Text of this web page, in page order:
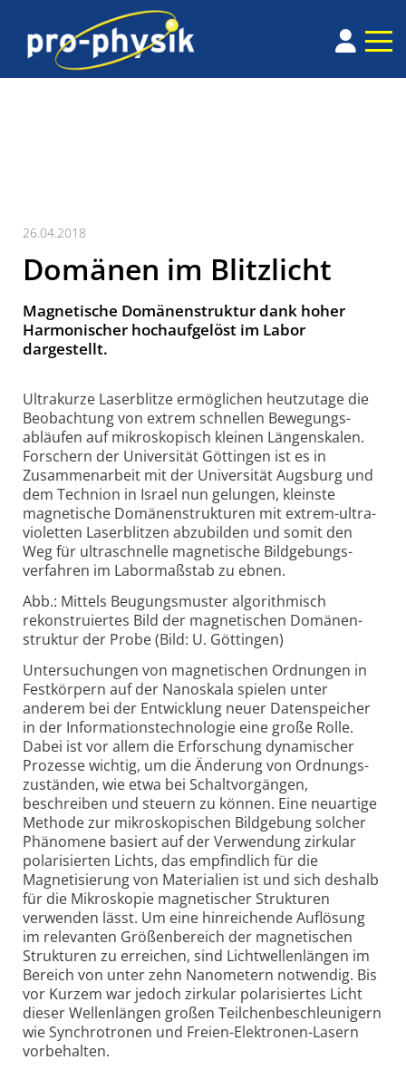
26.04.2018
Domänen im Blitzlicht
Magnetische Domänenstruktur dank hoher
Harmonischer hochaufgelöst im Labor
dargestellt.
Ultrakurze Laserblitze ermöglichen heutzutage die
Beobachtung von extrem schnellen Bewegungs­
abläufen auf mikro­skopisch kleinen Längen­skalen.
Forschern der Universität Göttingen ist es in
Zusammen­arbeit mit der Universität Augs­burg und
dem Technion in Israel nun gelungen, kleinste
magnetische Domänen­strukturen mit extrem-ultra­
violetten Laser­blitzen abzubilden und somit den
Weg für ultra­schnelle magnetische Bild­gebungs­
verfahren im Labor­maßstab zu ebnen.
Abb.: Mittels Beugungsmuster algorithmisch
rekonstruiertes Bild der magnetischen Domänen­
struktur der Probe (Bild: U. Göttingen)
Untersuchungen von magnetischen Ordnungen in
Fest­körpern auf der Nano­skala spielen unter
anderem bei der Entwicklung neuer Daten­speicher
in der Informations­technologie eine große Rolle.
Dabei ist vor allem die Erforschung dynamischer
Prozesse wichtig, um die Änderung von Ordnungs­
zuständen, wie etwa bei Schalt­vorgängen,
beschreiben und steuern zu können. Eine neu­artige
Methode zur mikro­skopischen Bildgebung solcher
Phänomene basiert auf der Verwendung zirkular
polarisierten Lichts, das empfindlich für die
Magnetisierung von Materialien ist und sich deshalb
für die Mikro­skopie magnetischer Strukturen
verwenden lässt. Um eine hinreichende Auflösung
im relevanten Größen­bereich der magnetischen
Strukturen zu erreichen, sind Licht­wellen­längen im
Bereich von unter zehn Nanometern notwendig. Bis
vor Kurzem war jedoch zirkular polarisiertes Licht
dieser Wellen­längen großen Teilchen­beschleunigern
wie Synchrotronen und Freien-Elektronen-Lasern
vorbehalten.